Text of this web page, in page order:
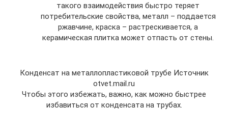
такого взаимодействия быстро теряет
потребительские свойства, металл – поддается
ржавчине, краска – растрескивается, а
керамическая плитка может отпасть от стены.
Конденсат на металлопластиковой трубе Источник
otvet.mail.ru
Чтобы этого избежать, важно, как можно быстрее
избавиться от конденсата на трубах.